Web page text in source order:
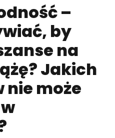
–
by
na
Jakich
nie może